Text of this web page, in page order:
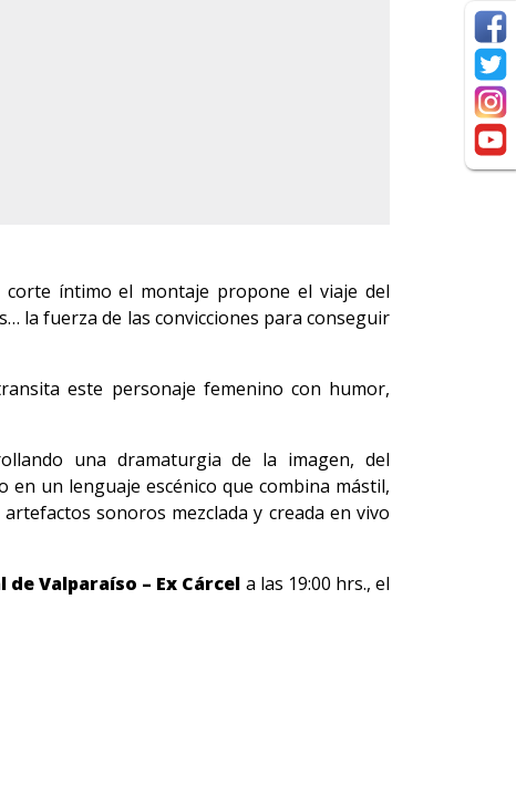
íntimo el montaje propone el viaje del
la fuerza de las convicciones para conseguir
este personaje femenino con humor,
una dramaturgia de la imagen, del
un lenguaje escénico que combina mástil,
sonoros mezclada y creada en vivo
Valparaíso – Ex Cárcel a las 19:00 hrs., el